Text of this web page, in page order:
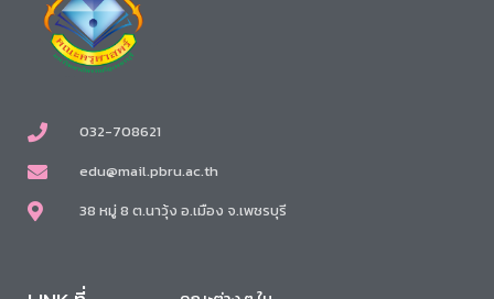
032-708621
edu@mail.pbru.ac.th
38 หมู่ 8 ต.นาวุ้ง อ.เมือง จ.เพชรบุรี